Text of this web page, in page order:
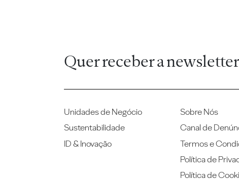
Quer receber a
Unidades de Negócio
Sustentabilidade
ID & Inovação
Sobre Nós
Canal de
Termos e
Política de
Política de